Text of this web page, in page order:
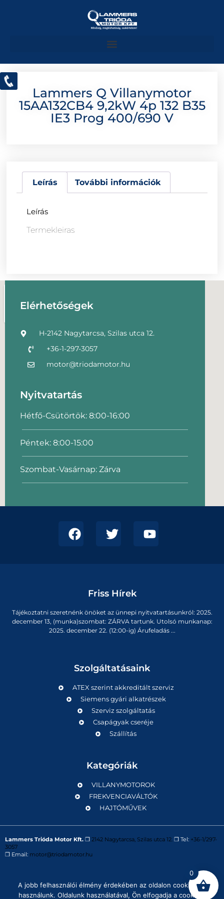
Lammers Q Villanymotor
15AA132CB4 9,2kW 4p 132 B35
IE3 Prog 400/690 V
Leírás További információk
Leírás
Termekleiras
Elérhetőségek
H-2142 Nagytarcsa, Szilas utca 12.
+36-1-297-3057
motor@triodamotor.hu
Nyitvatartás
Hétfő-Csütörtök: 8:00-16:00
Péntek: 8:00-15:00
Szombat-Vasárnap: Zárva
Friss Hírek
Tájékoztatni szeretnénk önöket az ünnepi nyitvatartásunkról: 2025.
december 13, (munka)szombat: ZÁRVA tartunk. Utolsó munkanap:
2025. december 22. (12:00-ig) Árufeladás ...
Szolgáltatásaink
ATEX szerint akkreditált szerviz
Siemens gyári alkatrészek
Szerviz szolgáltatás
Csapágyak cseréje
Szállítás
Kategóriák
VILLANYMOTOROK
FREKVENCIAVÁLTÓK
HAJTÓMŰVEK
Lammers Trióda Motor Kft. ❒ 2142 Nagytarcsa, Szilas utca 12. ❒ Tel: +36-1/297-
3057
❒ Email: motor@triodamotor.hu
0
A jobb felhasználói élmény érdekében az oldalon cookie-kat
használunk. Oldalunk használatával, Ön elfogadja a cookie-k